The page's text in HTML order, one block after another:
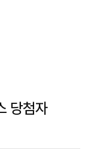
당첨자